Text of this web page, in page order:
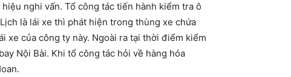
nghi vấn. Tổ công tác tiến hành kiểm tra ô
là lái xe thì phát hiện trong thùng xe chứa
xe của công ty này. Ngoài ra tại thời điểm kiểm
Nội Bài. Khi tổ công tác hỏi về hàng hóa